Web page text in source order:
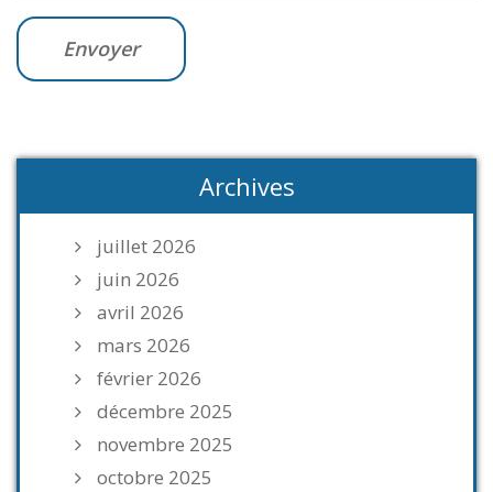
Archives
juillet 2026
juin 2026
avril 2026
mars 2026
février 2026
décembre 2025
novembre 2025
octobre 2025